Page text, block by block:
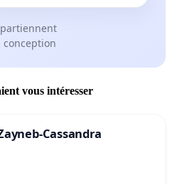
conception
vous intéresser
Cassandra